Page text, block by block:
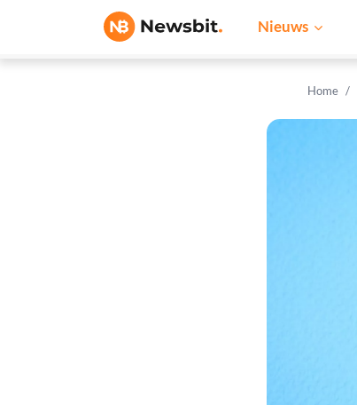
Nieuws
Home